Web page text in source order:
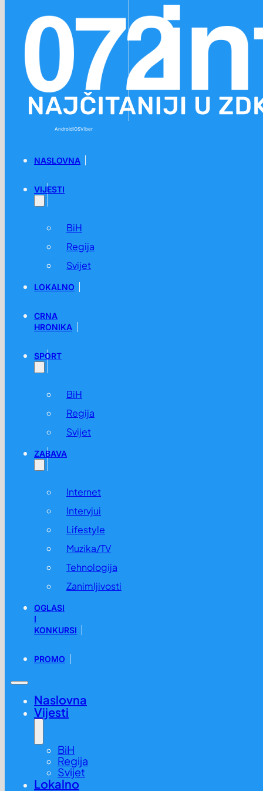
AndroidiOSViber
NASLOVNA
VIJESTI
BiH
Regija
Svijet
LOKALNO
CRNA
HRONIKA
SPORT
BiH
Regija
Svijet
ZABAVA
Internet
Intervjui
Lifestyle
Muzika/TV
Tehnologija
Zanimljivosti
OGLASI
I
KONKURSI
PROMO
Naslovna
Vijesti
BiH
Regija
Svijet
Lokalno